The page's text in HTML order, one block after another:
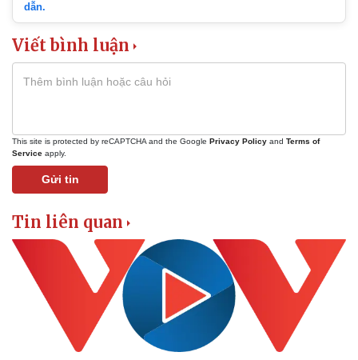
Vụ án
Tư vấn luật
dẫn.
Viết bình luận
This site is protected by reCAPTCHA and the Google Privacy Policy and Terms of
Service apply.
Gửi tin
Tin liên quan